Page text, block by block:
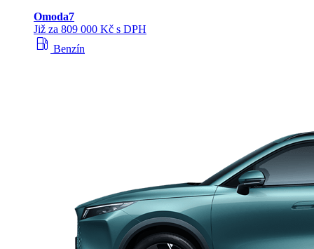
Omoda7
Již za 809 000 Kč s DPH
local_gas_station Benzín